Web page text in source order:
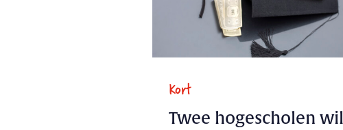
Kort
Twee hogescholen